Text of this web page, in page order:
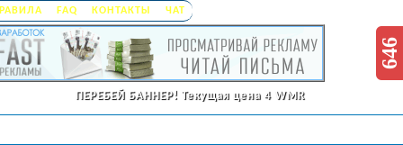
FAQ КОНТАКТЫ ЧАТ
ПЕРЕБЕЙ БАННЕР! Текущая цена 4 WMR
646